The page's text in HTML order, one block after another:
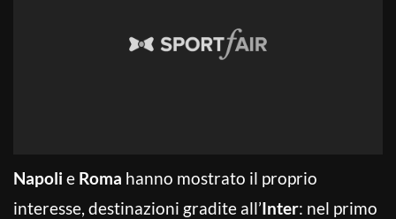
Napoli e Roma hanno mostrato il proprio
interesse, destinazioni gradite all’Inter: nel primo